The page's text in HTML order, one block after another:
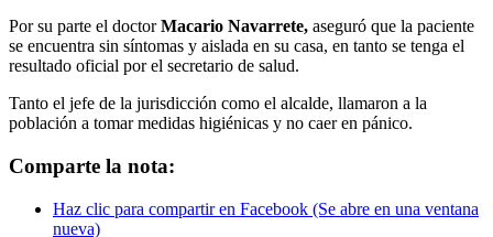
Por su parte el doctorMacario Navarrete, aseguró que la paciente
se encuentra sin síntomas y aislada en su casa, en tanto se tenga el
resultado oficial por el secretario de salud.
Tanto el jefe de la jurisdicción como el alcalde, llamaron a la
población a tomar medidas higiénicas y no caer en pánico.
Comparte la nota:
Haz clic para compartir en Facebook (Se abre en una ventana
nueva)